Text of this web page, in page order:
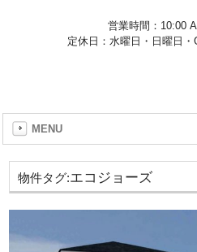
営業時間：10:00
定休日：水曜日・日曜日
MENU
物件タグ:エコジョーズ